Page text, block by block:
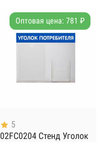
Оптовая цена: 781 ₽
5
02FC0204 Стенд Уголок